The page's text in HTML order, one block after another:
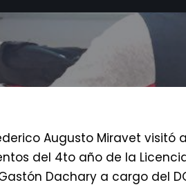
Augusto Miravet
del 4to año de la
Dachary a cargo del